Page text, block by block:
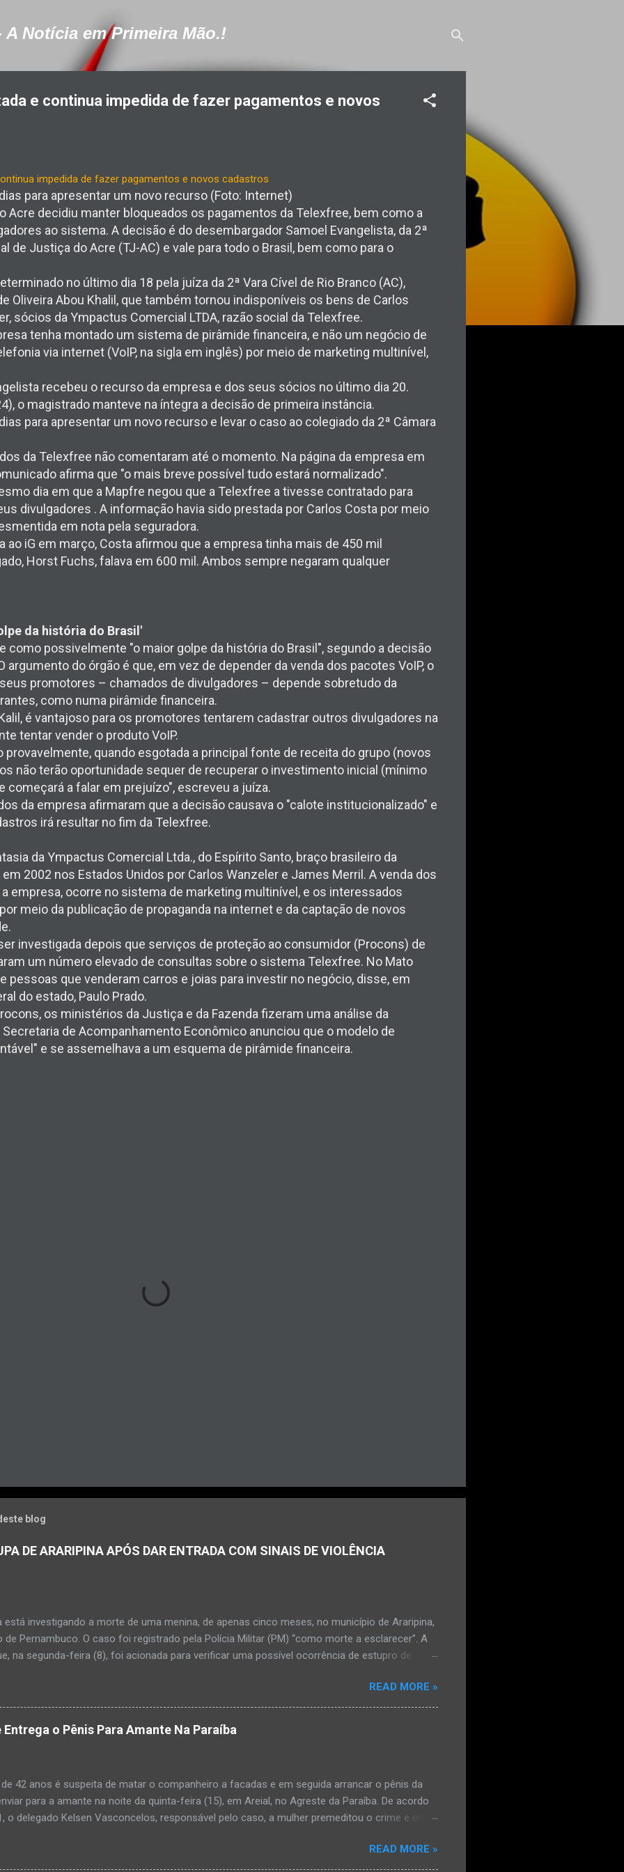
A Notícia em Primeira Mão.!
e continua impedida de fazer pagamentos e novos
para apresentar um novo recurso (Foto: Internet)
Acre decidiu manter bloqueados os pagamentos da Telexfree, bem como a
ao sistema. A decisão é do desembargador Samoel Evangelista, da 2ª
de Justiça do Acre (TJ-AC) e vale para todo o Brasil, bem como para o
no último dia 18 pela juíza da 2ª Vara Cível de Rio Branco (AC),
Oliveira Abou Khalil, que também tornou indisponíveis os bens de Carlos
sócios da Ympactus Comercial LTDA, razão social da Telexfree.
tenha montado um sistema de pirâmide financeira, e não um negócio de
via internet (VoIP, na sigla em inglês) por meio de marketing multinível,
recebeu o recurso da empresa e dos seus sócios no último dia 20.
o magistrado manteve na íntegra a decisão de primeira instância.
para apresentar um novo recurso e levar o caso ao colegiado da 2ª Câmara
da Telexfree não comentaram até o momento. Na página da empresa em
afirma que "o mais breve possível tudo estará normalizado".
dia em que a Mapfre negou que a Telexfree a tivesse contratado para
divulgadores . A informação havia sido prestada por Carlos Costa por meio
em nota pela seguradora.
ao iG em março, Costa afirmou que a empresa tinha mais de 450 mil
Horst Fuchs, falava em 600 mil. Ambos sempre negaram qualquer
da história do Brasil'
como possivelmente "o maior golpe da história do Brasil", segundo a decisão
argumento do órgão é que, em vez de depender da venda dos pacotes VoIP, o
promotores – chamados de divulgadores – depende sobretudo da
como numa pirâmide financeira.
é vantajoso para os promotores tentarem cadastrar outros divulgadores na
tentar vender o produto VoIP.
provavelmente, quando esgotada a principal fonte de receita do grupo (novos
não terão oportunidade sequer de recuperar o investimento inicial (mínimo
começará a falar em prejuízo", escreveu a juíza.
da empresa afirmaram que a decisão causava o "calote institucionalizado" e
irá resultar no fim da Telexfree.
da Ympactus Comercial Ltda., do Espírito Santo, braço brasileiro da
2002 nos Estados Unidos por Carlos Wanzeler e James Merril. A venda dos
a empresa, ocorre no sistema de marketing multinível, e os interessados
meio da publicação de propaganda na internet e da captação de novos
investigada depois que serviços de proteção ao consumidor (Procons) de
um número elevado de consultas sobre o sistema Telexfree. No Mato
pessoas que venderam carros e joias para investir no negócio, disse, em
do estado, Paulo Prado.
os ministérios da Justiça e da Fazenda fizeram uma análise da
Secretaria de Acompanhamento Econômico anunciou que o modelo de
e se assemelhava a um esquema de pirâmide financeira.
blog
DE ARARIPINA APÓS DAR ENTRADA COM SINAIS DE VIOLÊNCIA
está investigando a morte de uma menina, de apenas cinco meses, no município de Araripina,
de Pernambuco. O caso foi registrado pela Polícia Militar (PM) “como morte a esclarecer”. A
na segunda-feira (8), foi acionada para verificar uma possível ocorrência de estupro de
da PM mostra que, segundo informações passadas pela equipe médica, a vítima estava
de desidratação e desnutrição, além de apresentar ruptura anal e vaginal. Os pais
que a criança estava apresentando, desde sábado (6), alguns sinais de mal-estar. Segundo
pais só levaram a menina para UPA após uma piora no estado de saúde, na segunda-feira pela
O...
READ MORE »
o Pênis Para Amante Na Paraíba
42 anos é suspeita de matar o companheiro a facadas e em seguida arrancar o pênis da
para a amante na noite da quinta-feira (15), em Areial, no Agreste da Paraíba. De acordo
o delegado Kelsen Vasconcelos, responsável pelo caso, a mulher premeditou o crime e ela
manhã desta sexta-feira (16), que antes de cometer o crime, a suspeita também escreveu uma
para o filho mais velho, de 18 anos. “Na carta ela pede para que o filho mais velho, fruto
READ MORE »